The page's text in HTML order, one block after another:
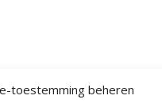
toestemming beheren